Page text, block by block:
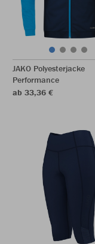
JAKO Polyesterjacke
Performance
ab 33,36 €